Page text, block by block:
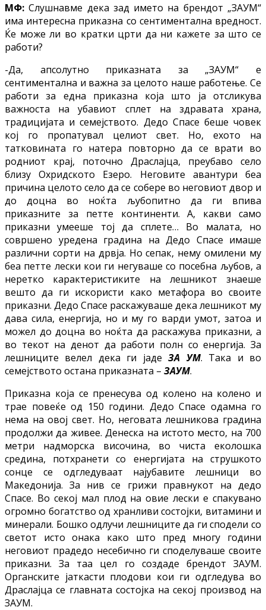
МФ:Слушнавме дека зад името на брендот „ЗАУМ“
има интересна приказна со сентиментална вредност.
Ќе може ли во кратки црти да ни кажете за што се
работи?
-Да, апсолутно приказната за „ЗАУМ“ е
сентиментална и важна за целото наше работење. Се
работи за една приказна која што ја отсликува
важноста на убавиот сплет на здравата храна,
традицијата и семејството. Дедо Спасе беше човек
кој го пропатувал целиот свет. Но, ехото на
татковината го натера повторно да се врати во
родниот крај, поточно Драслајца, преубаво село
близу Охридското Езеро. Неговите авантури беа
причина целото село да се собере во неговиот двор и
до доцна во ноќта љубопитно да ги впива
приказните за петте континенти. А, какви само
приказни умееше тој да сплете… Во малата, но
совршено уредена градина на Дедо Спасе имаше
различни сорти на дрвја. Но сепак, нему омилени му
беа петте лески кои ги негуваше со посебна љубов, а
неретко карактеристиките на лешникот знаеше
вешто да ги искористи како метафора во своите
приказни. Дедо Спасе раскажуваше дека лешникот му
дава сила, енергија, но и му го варди умот, затоа и
можел до доцна во ноќта да раскажува приказни, а
во текот на денот да работи полн со енергија. За
лешниците велел дека ги јадеЗА УМ. Така и во
семејството остана приказната – ЗАУМ.
Приказна која се пренесува од колено на колено и
трае повеќе од 150 години. Дедо Спасе одамна го
нема на овој свет. Но, неговата лешникова градина
продолжи да живее. Денеска на истото место, на 700
метри надморска височина, во чиста еколошка
средина, потхранети со енергијата на струшкото
сонце се одгледуваат најубавите лешници во
Македонија. За нив се грижи правнукот на дедо
Спасе. Во секој мал плод на овие лески е спакувано
огромно богатство од хранливи состојки, витамини и
минерали. Бошко одлучи лешниците да ги сподели со
светот исто онака како што пред многу години
неговиот прадедо несебично ги споделуваше своите
приказни. За таа цел го создаде брендот ЗАУМ.
Органските јаткасти плодови кои ги одгледува во
Драслајца се главната состојка на секој производ на
ЗАУМ.